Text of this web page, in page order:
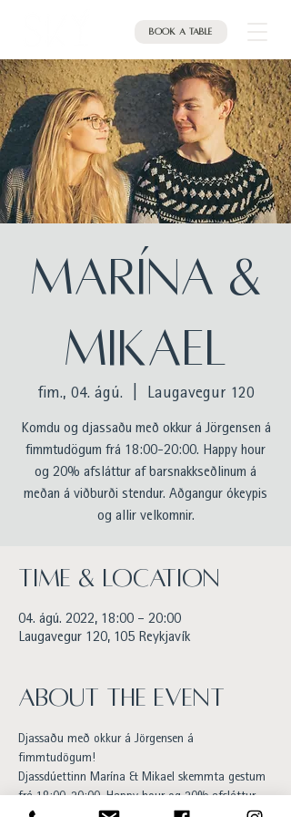
Book a table
MARÍNA &
MIKAEL
fim., 04. ágú. Laugavegur 120
Komdu og djassaðu með okkur á Jörgensen á
fimmtudögum frá 18:00-20:00. Happy hour
og 20% afsláttur af barsnakkseðlinum á
meðan á viðburði stendur. Aðgangur ókeypis
og allir velkomnir.
Time & Location
04. ágú. 2022, 18:00 – 20:00
Laugavegur 120, 105 Reykjavík
About the event
Djassaðu með okkur á Jörgensen á
fimmtudögum!
Djassdúettinn Marína & Mikael skemmta gestum
frá 18:00-20:00. Happy hour og 20% afsláttur